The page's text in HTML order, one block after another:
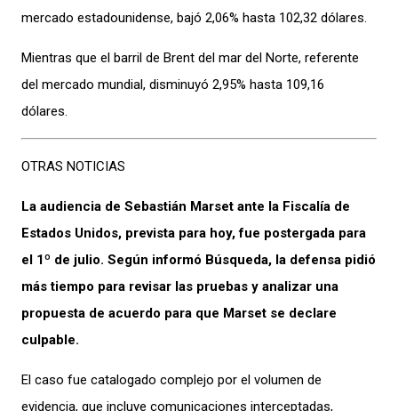
mercado estadounidense, bajó 2,06% hasta 102,32 dólares.
Mientras que el barril de Brent del mar del Norte, referente
del mercado mundial, disminuyó 2,95% hasta 109,16
dólares.
OTRAS NOTICIAS
La audiencia de Sebastián Marset ante la Fiscalía de
Estados Unidos, prevista para hoy, fue postergada para
el 1º de julio. Según informó Búsqueda, la defensa pidió
más tiempo para revisar las pruebas y analizar una
propuesta de acuerdo para que Marset se declare
culpable.
El caso fue catalogado complejo por el volumen de
evidencia, que incluye comunicaciones interceptadas,